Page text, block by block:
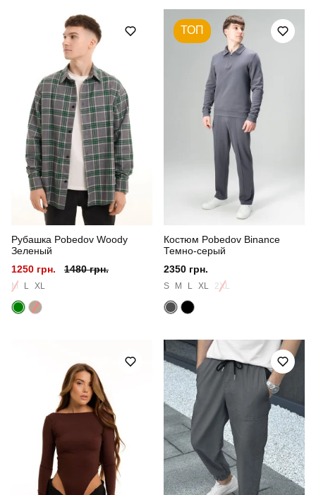
Рубашка Pobedov Woody
Зеленый
1250 грн.
1480 грн.
M L XL
ТОП
Костюм Pobedov Binance
Темно-серый
2350 грн.
S M L XL 2XL